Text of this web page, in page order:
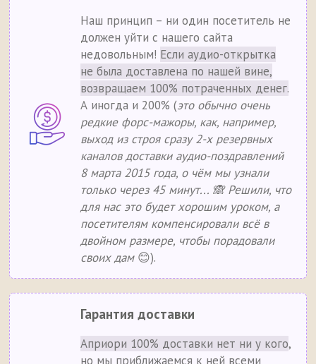
Наш принцип – ни один посетитель не
должен уйти с нашего сайта
недовольным! Если аудио-открытка
не была доставлена по нашей вине,
возвращаем 100% потраченных денег.
А иногда и 200% (это обычно очень
редкие форс-мажоры, как, например,
выход из строя сразу 2-х резервных
каналов доставки аудио-поздравлений
8 марта 2015 года, о чём мы узнали
только через 45 минут... 🙈 Решили, что
для нас это будет хорошим уроком, а
посетителям компенсировали всё в
двойном размере, чтобы порадовали
своих дам😊).
Гарантия доставки
Априори 100% доставки нет ни у кого,
но мы приближаемся к ней всеми